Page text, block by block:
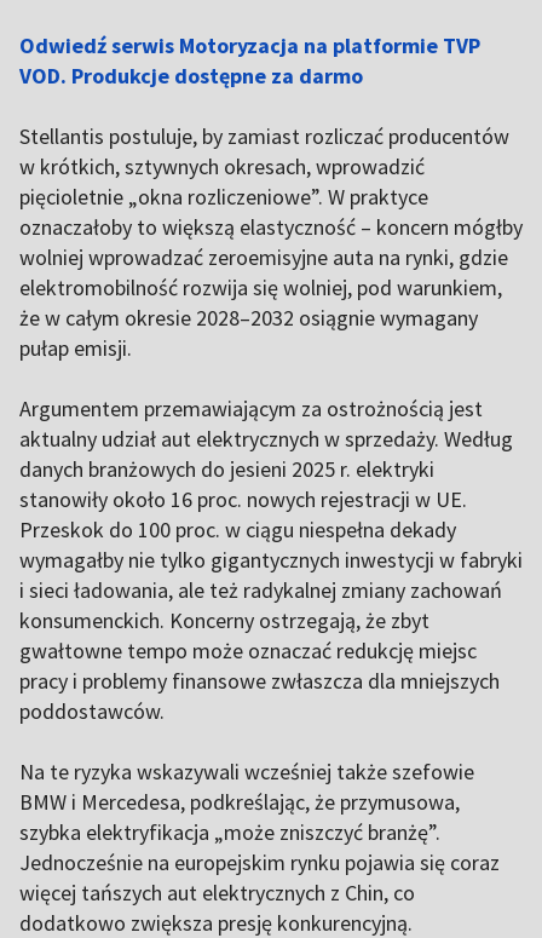
Odwiedź serwis Motoryzacja na platformie TVP
VOD. Produkcje dostępne za darmo
Stellantis postuluje, by zamiast rozliczać producentów
w krótkich, sztywnych okresach, wprowadzić
pięcioletnie „okna rozliczeniowe”. W praktyce
oznaczałoby to większą elastyczność – koncern mógłby
wolniej wprowadzać zeroemisyjne auta na rynki, gdzie
elektromobilność rozwija się wolniej, pod warunkiem,
że w całym okresie 2028–2032 osiągnie wymagany
pułap emisji.
Argumentem przemawiającym za ostrożnością jest
aktualny udział aut elektrycznych w sprzedaży. Według
danych branżowych do jesieni 2025 r. elektryki
stanowiły około 16 proc. nowych rejestracji w UE.
Przeskok do 100 proc. w ciągu niespełna dekady
wymagałby nie tylko gigantycznych inwestycji w fabryki
i sieci ładowania, ale też radykalnej zmiany zachowań
konsumenckich. Koncerny ostrzegają, że zbyt
gwałtowne tempo może oznaczać redukcję miejsc
pracy i problemy finansowe zwłaszcza dla mniejszych
poddostawców.
Na te ryzyka wskazywali wcześniej także szefowie
BMW i Mercedesa, podkreślając, że przymusowa,
szybka elektryfikacja „może zniszczyć branżę”.
Jednocześnie na europejskim rynku pojawia się coraz
więcej tańszych aut elektrycznych z Chin, co
dodatkowo zwiększa presję konkurencyjną.